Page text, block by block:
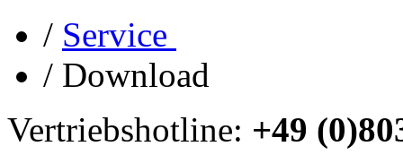
/ Service
/ Download
Vertriebshotline: +49